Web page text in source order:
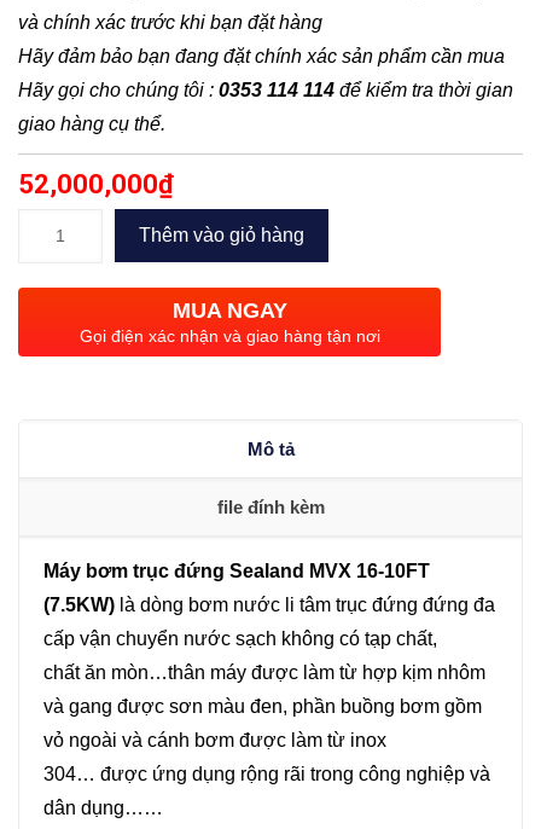
và chính xác trước khi bạn đặt hàng
Hãy đảm bảo bạn đang đặt chính xác sản phẩm cần mua
Hãy gọi cho chúng tôi : 0353 114 114 để kiểm tra thời gian
giao hàng cụ thể.
52,000,000₫
đứng
Sealand
MVX
Thêm vào giỏ hàng
MUA NGAY
Gọi điện xác nhận và giao hàng tận nơi
Mô tả
file đính kèm
Máy bơm trục đứng Sealand MVX 16-10FT
(7.5KW) là dòng bơm nước li tâm trục đứng đứng đa
cấp vận chuyển nước sạch không có tạp chất,
chất ăn mòn…thân máy được làm từ hợp kịm nhôm
và gang được sơn màu đen, phần buồng bơm gồm
vỏ ngoài và cánh bơm được làm từ inox
304… được ứng dụng rộng rãi trong công nghiệp và
dân dụng……